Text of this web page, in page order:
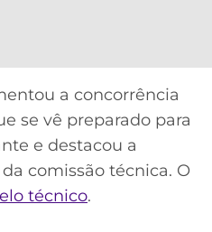
a concorrência
se vê preparado para
e destacou a
comissão técnica. O
técnico.